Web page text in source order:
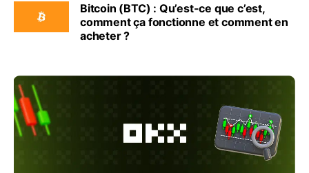
Bitcoin (BTC) : Qu’est-ce que c’est,
comment ça fonctionne et comment en
acheter ?